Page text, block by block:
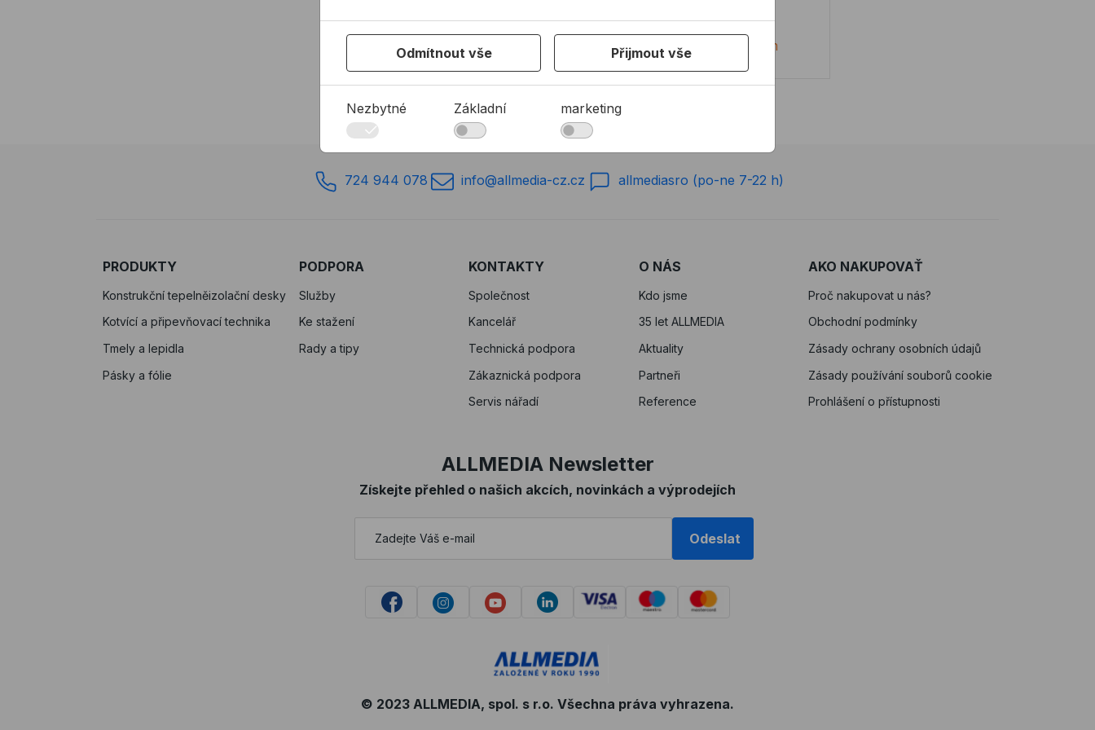
Není skladem Není skladem
724 944 078 info@allmedia-cz.cz allmediasro (po-ne 7-22 h)
PRODUKTY
Konstrukční tepelněizolační desky
Kotvící a připevňovací technika
Tmely a lepidla
Pásky a fólie
PODPORA
Služby
Ke stažení
Rady a tipy
KONTAKTY
Společnost
Kancelář
Technická podpora
Zákaznická podpora
Servis nářadí
O NÁS
Kdo jsme
35 let ALLMEDIA
Aktuality
Partneři
Reference
AKO NAKUPOVAŤ
Proč nakupovat u nás?
Obchodní podmínky
Zásady ochrany osobních údajů
Zásady používání souborů cookie
Prohlášení o přístupnosti
ALLMEDIA Newsletter
Získejte přehled o našich akcích, novinkách a výprodejích
Odeslat
© 2023 ALLMEDIA, spol. s r.o. Všechna práva vyhrazena.
Odmítnout vše Přijmout vše
Nezbytné Základní marketing